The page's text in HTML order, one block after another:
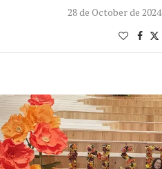
28 de October de 2024